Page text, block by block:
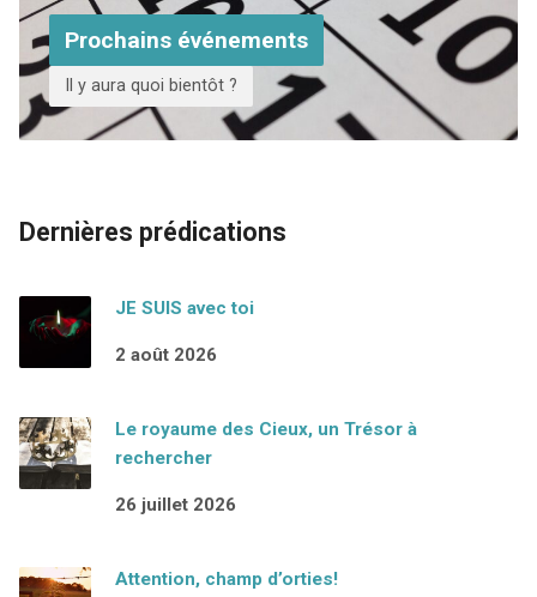
Prochains événements
Il y aura quoi bientôt ?
Dernières prédications
JE SUIS avec toi
2 août 2026
Le royaume des Cieux, un Trésor à
rechercher
26 juillet 2026
Attention, champ d’orties!